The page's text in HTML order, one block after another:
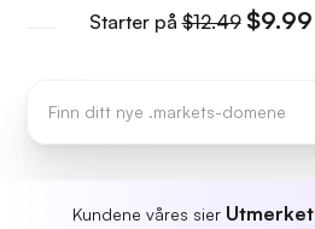
Starter på$12.49 $9.99
Kundene våres sier Utmerket